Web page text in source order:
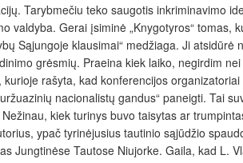
Taryb­mečiu teko saugotis inkriminavimo
valdyba. Gerai įsiminė „Knygotyros“
Sąjungoje klausimai“ medžiaga. Ji
grėsmių. Praeina kiek laiko, negirdim
rašyta, kad konferencijos
nacionalistų gandus“ paneigti. Tai
kiek turinys buvo taisytas ar
ypač tyrinėjusius tautinio sąjūdžio
Jungtinėse Tautose Niujorke. Gaila, kad L.